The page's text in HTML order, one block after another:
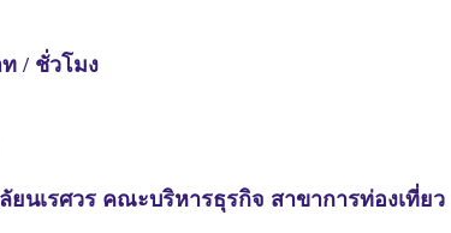
ท / ชั่วโมง
ยนเรศวร คณะบริหารธุรกิจ สาขาการท่องเที่ยว